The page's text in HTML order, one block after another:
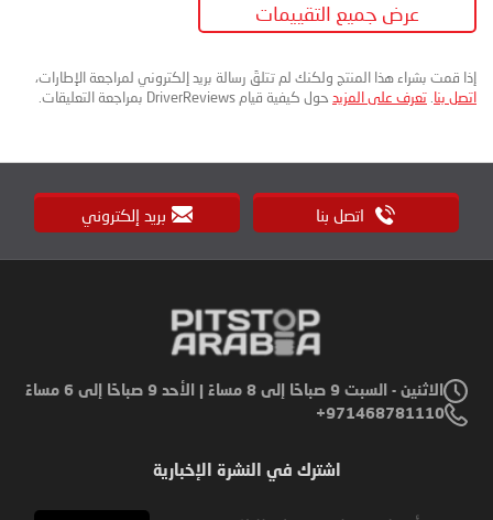
عرض جميع التقييمات
إذا قمت بشراء هذا المنتج ولكنك لم تتلقَ رسالة بريد إلكتروني لمراجعة الإطارات،
اتصل بنا تعرف على المزيد حول كيفية قيام DriverReviews بمراجعة التعليقات.
اتصل بنا بريد إلكتروني
الاثنين - السبت 9 صباحًا إلى 8 مساءً | الأحد 9 صباحًا إلى 6 مساءً
971468781110+
اشترك في النشرة الإخبارية